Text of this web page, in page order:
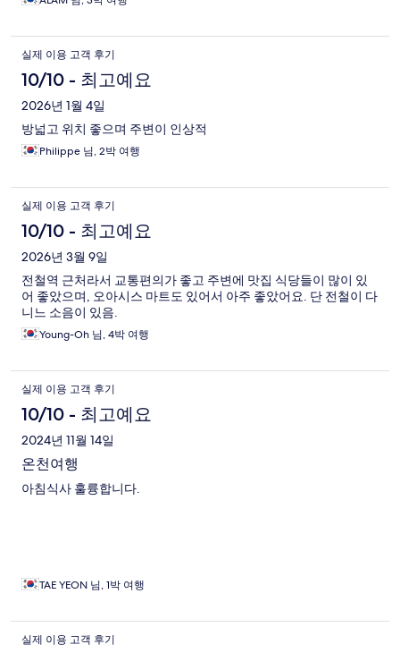
실제 이용 고객 후기
10/10 - 최고예요
2026년 1월 4일
방넓고 위치 좋으며 주변이 인상적
Philippe 님, 2박 여행
실제 이용 고객 후기
10/10 - 최고예요
2026년 3월 9일
전철역 근처라서 교통편의가 좋고 주변에 맛집 식당들이 많이 있
어 좋았으며, 오아시스 마트도 있어서 아주 좋았어요. 단 전철이 다
니느 소음이 있음.
Young-Oh 님, 4박 여행
실제 이용 고객 후기
10/10 - 최고예요
2024년 11월 14일
온천여행
아침식사 훌륭합니다.
TAE YEON 님, 1박 여행
실제 이용 고객 후기